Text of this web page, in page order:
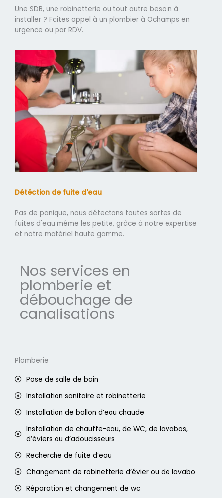
Une SDB, une robinetterie ou tout autre besoin à
installer ? Faites appel à un plombier à Ochamps en
urgence ou par RDV.
Détéction de fuite d'eau
Pas de panique, nous détectons toutes sortes de
fuites d'eau même les petite, grâce à notre expertise
et notre matériel haute gamme.
Nos services en
plomberie et
débouchage de
canalisations
Plomberie
Pose de salle de bain
Installation sanitaire et robinetterie
Installation de ballon d’eau chaude
Installation de chauffe-eau, de WC, de lavabos,
d’éviers ou d’adoucisseurs
Recherche de fuite d’eau
Changement de robinetterie d’évier ou de lavabo
Réparation et changement de wc